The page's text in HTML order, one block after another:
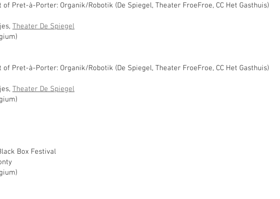
of Pret-à-Porter: Organik/Robotik (De Spiegel, Theater FroeFroe, CC Het Gasthuis)
Theater De Spiegel
of Pret-à-Porter: Organik/Robotik (De Spiegel, Theater FroeFroe, CC Het Gasthuis)
Theater De Spiegel
Box Festival